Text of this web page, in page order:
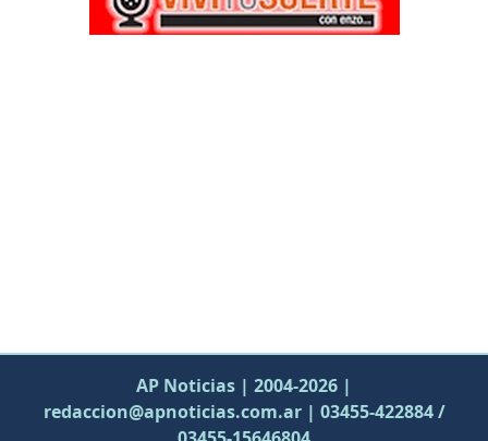
AP Noticias | 2004-2026 |
redaccion@apnoticias.com.ar | 03455-422884 /